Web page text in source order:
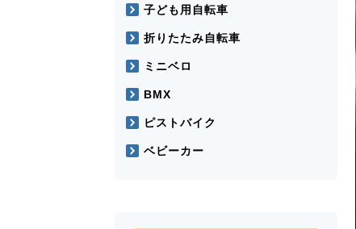
子ども用自転車
折りたたみ自転車
ミニベロ
BMX
ピストバイク
ベビーカー